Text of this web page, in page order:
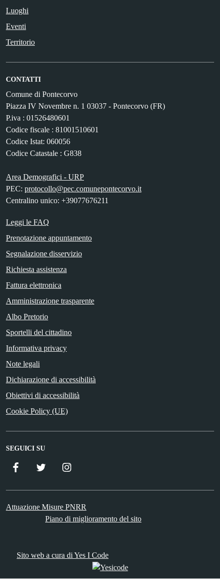
Luoghi
Eventi
Territorio
CONTATTI
Comune di Pontecorvo
Piazza IV Novembre n. 1 03037 - Pontecorvo (FR)
P.iva : 01526480601
Codice fiscale : 81001510601
Codice Istat: 060056
Codice Catastale : G838
Area Demografici - URP
PEC: protocollo@pec.comunepontecorvo.it
Centralino unico: +39077676211
Leggi le FAQ
Prenotazione appuntamento
Segnalazione disservizio
Richiesta assistenza
Fattura elettronica
Amministrazione trasparente
Albo Pretorio
Sportelli del cittadino
Informativa privacy
Note legali
Dichiarazione di accessibilità
Obiettivi di accessibilità
Cookie Policy (UE)
SEGUICI SU
Facebook Twitter
Attuazione Misure PNRR
Piano di miglioramento del sito
Sito web a cura di Yes I Code